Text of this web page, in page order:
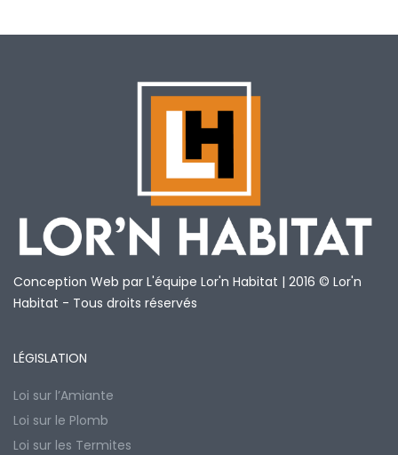
Conception Web par L'équipe Lor'n Habitat | 2016 © Lor'n
Habitat - Tous droits réservés
LÉGISLATION
Loi sur l’Amiante
Loi sur le Plomb
Loi sur les Termites